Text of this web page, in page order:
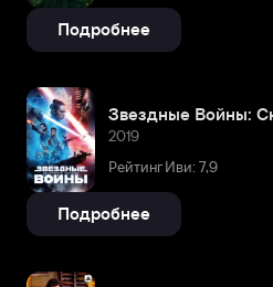
Подробнее
Звездные Войны:
2019
Рейтинг Иви: 7,9
Подробнее